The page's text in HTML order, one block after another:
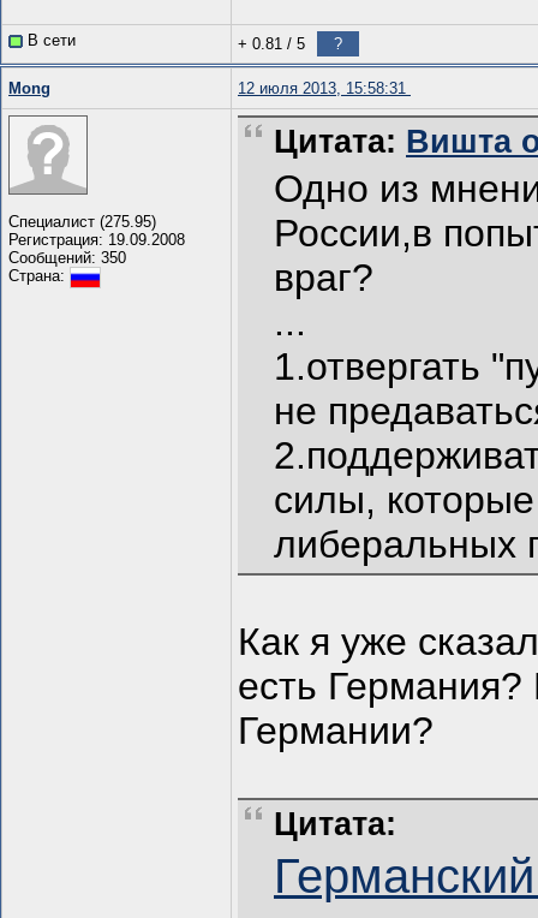
В сети + 0.81 / 5 ?
Mong 12 июля 2013, 15:58:31
Специалист (275.95)
Регистрация: 19.09.2008
Сообщений: 350
Страна:
Цитата: Вишта
Одно из
России,в
враг?
...
1.отвергать
не
силы,
либеральных
Как я уже
есть Германия?
Германии?
Цитата: